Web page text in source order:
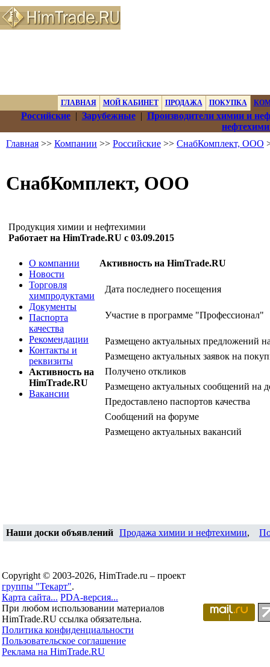
ГЛАВНАЯ МОЙ КАБИНЕТ ПРОДАЖА ПОКУПКА
Российские| Зарубежные| Производители химии и
Главная >> Компании >> Российские >> СнабКомплект, ООО
СнабКомплект, ООО
Продукция химии и нефтехимии
Работает на HimTrade.RU с 03.09.2015
О компании
Новости
Торговля
химпродуктами
Документы
Паспорта
качества
Рекомендации
Контакты и
реквизиты
Активность на
HimTrade.RU
Вакансии
Активность на HimTrade.RU
Дата последнего посещения
Участие в программе "Профессионал"
Размещено актуальных предложений
Размещено актуальных заявок на
Получено откликов
Размещено актуальных сообщений на
Предоставлено паспортов качества
Сообщений на форуме
Размещено актуальных вакансий
Наши доски объявлений Продажа химии и нефтехимии,
Copyright © 2003-2026, HimTrade.ru – проект
группы "Текарт".
Карта сайта... PDA-версия...
При любом использовании материалов
HimTrade.RU ссылка обязательна.
Политика конфиденциальности
Пользовательское соглашение
Реклама на HimTrade.RU